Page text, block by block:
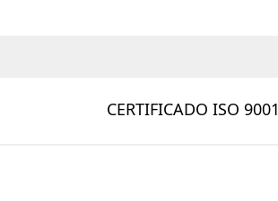
CERTIFICADO ISO 9001